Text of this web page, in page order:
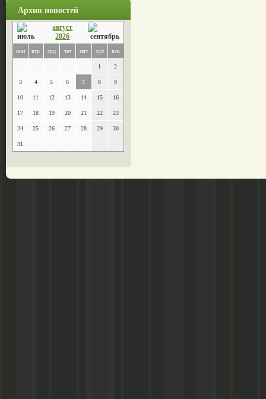
Архив новостей
август
2026
пон втр срд чет пят суб вск
1 2
3 4 5 6 7 8 9
10 11 12 13 14 15 16
17 18 19 20 21 22 23
24 25 26 27 28 29 30
31